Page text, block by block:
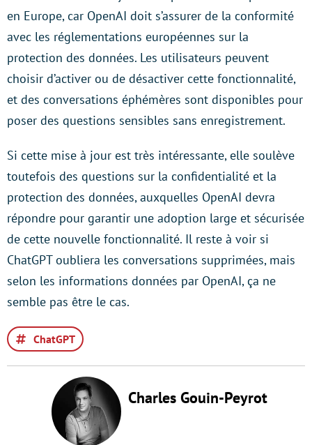
en Europe, car OpenAI doit s’assurer de la conformité
avec les réglementations européennes sur la
protection des données. Les utilisateurs peuvent
choisir d’activer ou de désactiver cette fonctionnalité,
et des conversations éphémères sont disponibles pour
poser des questions sensibles sans enregistrement.
Si cette mise à jour est très intéressante, elle soulève
toutefois des questions sur la confidentialité et la
protection des données, auxquelles OpenAI devra
répondre pour garantir une adoption large et sécurisée
de cette nouvelle fonctionnalité. Il reste à voir si
ChatGPT oubliera les conversations supprimées, mais
selon les informations données par OpenAI, ça ne
semble pas être le cas.
ChatGPT
Charles Gouin-Peyrot